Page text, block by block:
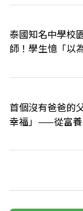
泰國知名中學校
師！學生憶「以
首個沒有爸爸的
幸福」——從富